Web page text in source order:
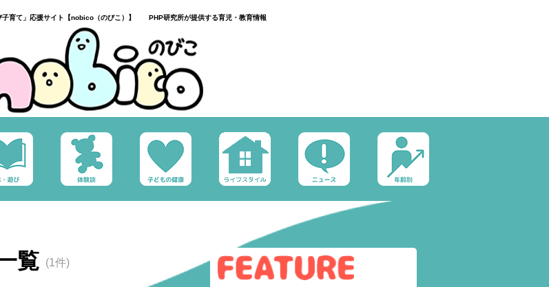
子育て」応援サイト【nobico（のびこ）】 PHP研究所が提供する育児・教育情報
覧 (1件)